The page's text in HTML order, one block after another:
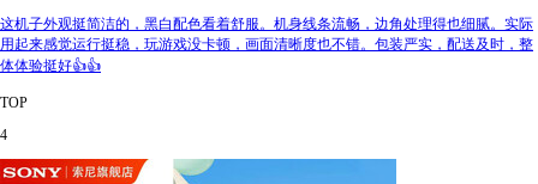
这机子外观挺简洁的，黑白配色看着舒服。机身线条流畅，边角处理得也细腻。实际
用起来感觉运行挺稳，玩游戏没卡顿，画面清晰度也不错。包装严实，配送及时，整
体体验挺好👍👍
TOP
4